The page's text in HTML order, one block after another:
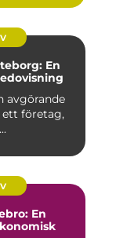
En
avgörande
ett företag,
En